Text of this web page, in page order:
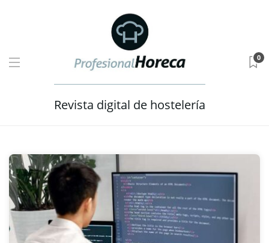
Revista digital de hostelería
0